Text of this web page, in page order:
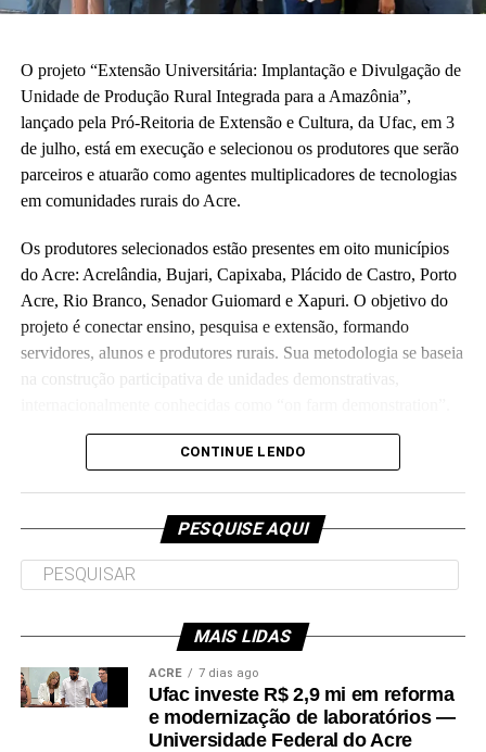
O projeto “Extensão Universitária: Implantação e Divulgação de
Unidade de Produção Rural Integrada para a Amazônia”,
lançado pela Pró-Reitoria de Extensão e Cultura, da Ufac, em 3
de julho, está em execução e selecionou os produtores que serão
parceiros e atuarão como agentes multiplicadores de tecnologias
em comunidades rurais do Acre.
Os produtores selecionados estão presentes em oito municípios
do Acre: Acrelândia, Bujari, Capixaba, Plácido de Castro, Porto
Acre, Rio Branco, Senador Guiomard e Xapuri. O objetivo do
projeto é conectar ensino, pesquisa e extensão, formando
servidores, alunos e produtores rurais. Sua metodologia se baseia
na construção participativa de unidades demonstrativas,
Orçado em R$ 5,7 milhões e executado em parceria com a
recurso para melhorias de laboratórios e unidades de ensino da
universidade, como o Ufac Leite e o Horto das Plantas
Alimentícias Não Convencionais, os quais atendem as
Outra parte do recurso será aplicada em propriedades rurais,
fomentando unidades de referência em produção, com técnicas
sustentáveis, como integração entre produção animal e produção
vegetal, recuperação de solos degradados, manejo integrado de
CONTINUE LENDO
PESQUISE AQUI
MAIS LIDAS
ACRE 7 dias ago
Ufac investe R$ 2,9 mi em reforma
e modernização de laboratórios —
Universidade Federal do Acre